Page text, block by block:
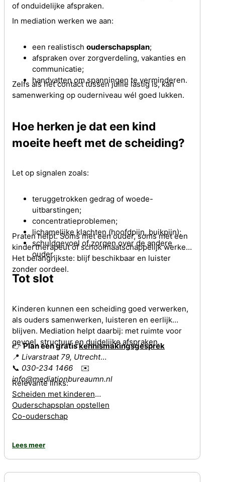
of onduidelijke afspraken.
In mediation werken we aan:
een realistisch ouderschapsplan;
afspraken over zorgverdeling, vakanties en
communicatie;
handvatten om spanningen te verminderen.
Zelfs als het contact tussen jullie lastig is, kan
samenwerking op ouderniveau wél goed lukken.
Hoe herken je dat een kind
moeite heeft met de scheiding?
Let op signalen zoals:
teruggetrokken gedrag of woede-
uitbarstingen;
concentratieproblemen;
lichamelijke klachten (hoofdpijn, buikpijn);
schuldgevoel of zorgen over de andere
ouder.
Praten helpt. Soms met een ouder, soms met een
kindertherapeut of schoolmaatschappelijk werker.
Het belangrijkste: blijf beschikbaar en luister
zonder oordeel.
Tot slot
Kinderen kunnen een scheiding goed verwerken,
als ouders samenwerken, luisteren en eerlijk
blijven. Mediation helpt daarbij: met ruimte voor
gevoel, structuur en duidelijke afspraken.
👉Plan een gratiskennismakingsgesprek
📍 Livarstraat 79, Utrecht
📞 030-234 1466 ✉️
info@mediationbureaumn.nl
Relevante links:
Scheiden met kinderen
Ouderschapsplan opstellen
Co-ouderschap
Lees meer